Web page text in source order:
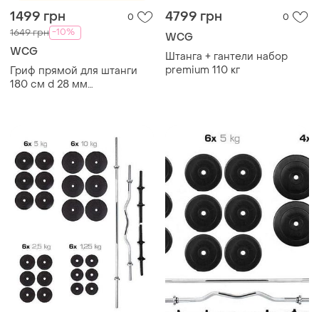
1499 грн 0
1649 грн -10%
WCG
Гриф прямой для штанги
180 см d 28 мм
4799 грн 0
WCG
Штанга + гантели набор
premium 110 кг